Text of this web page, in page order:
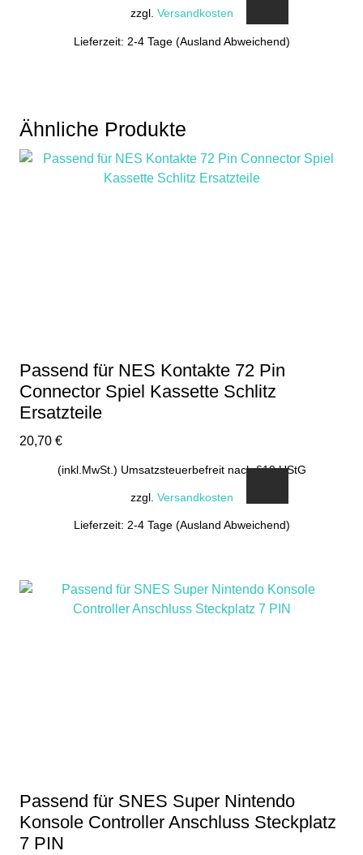
zzgl. Versandkosten
Lieferzeit: 2-4 Tage (Ausland Abweichend)
Ähnliche Produkte
Passend für NES Kontakte 72 Pin
Connector Spiel Kassette Schlitz
Ersatzteile
20,70 €
(inkl.MwSt.) Umsatzsteuerbefreit nach §19 UStG
zzgl. Versandkosten
Lieferzeit: 2-4 Tage (Ausland Abweichend)
Passend für SNES Super Nintendo
Konsole Controller Anschluss Steckplatz
7 PIN